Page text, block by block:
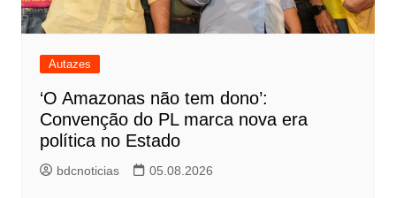
Autazes
‘O Amazonas não tem dono’:
Convenção do PL marca nova era
política no Estado
bdcnoticias 05.08.2026